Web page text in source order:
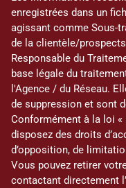
enregistrées dans un
agissant comme Sous-
de la clientèle/
Responsable du
base légale du
l'Agence / du Réseau.
de suppression et sont
Conformément à la loi
disposez des droits
d’opposition, de
Vous pouvez retirer
contactant directement